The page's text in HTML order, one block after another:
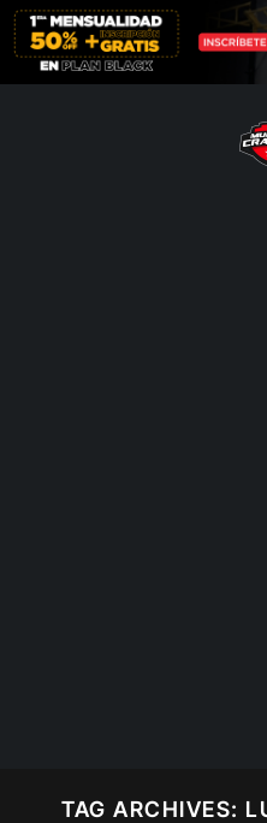
TAG ARCHIVES: